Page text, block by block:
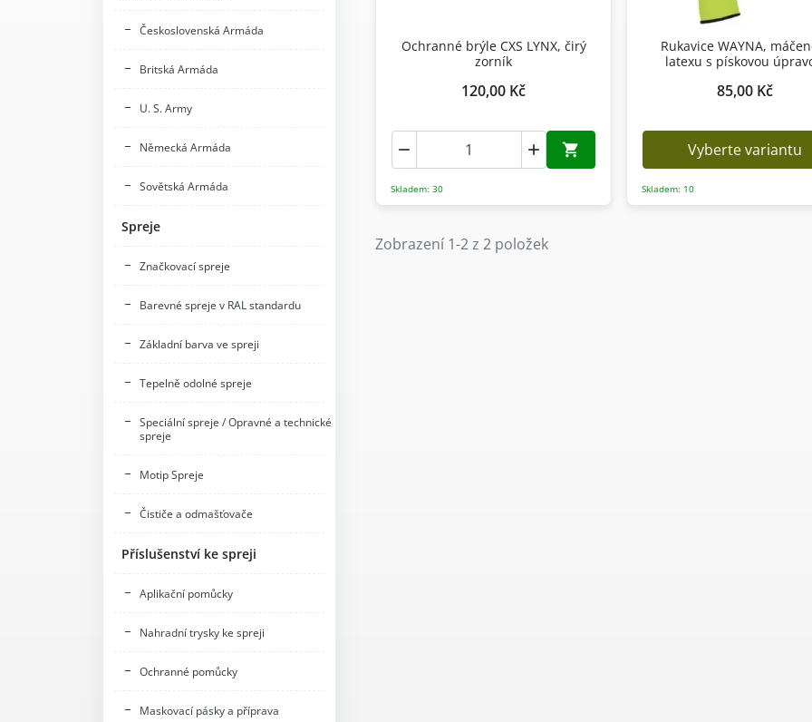
Československá Armáda
Britská Armáda
U. S. Army
Německá Armáda
Sovětská Armáda
Spreje
Značkovací spreje
Barevné spreje v RAL standardu
Základní barva ve spreji
Tepelně odolné spreje
Speciální spreje / Opravné a technické
spreje
Motip Spreje
Čističe a odmašťovače
Příslušenství ke spreji
Aplikační pomůcky
Nahradní trysky ke spreji
Ochranné pomůcky
Maskovací pásky a příprava
Ochranné brýle CXS LYNX, čirý
zorník
120,00 Kč
  
Přidat do košíku
Skladem: 30
Rukavice WAYNA,
latexu s pískovou
85,00 Kč
Vyberte variantu
Skladem: 10
Zobrazení 1-2 z 2 položek